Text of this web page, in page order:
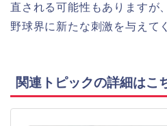
直される可能性もありますが
野球界に新たな刺激を与えて
関連トピックの詳細はこ